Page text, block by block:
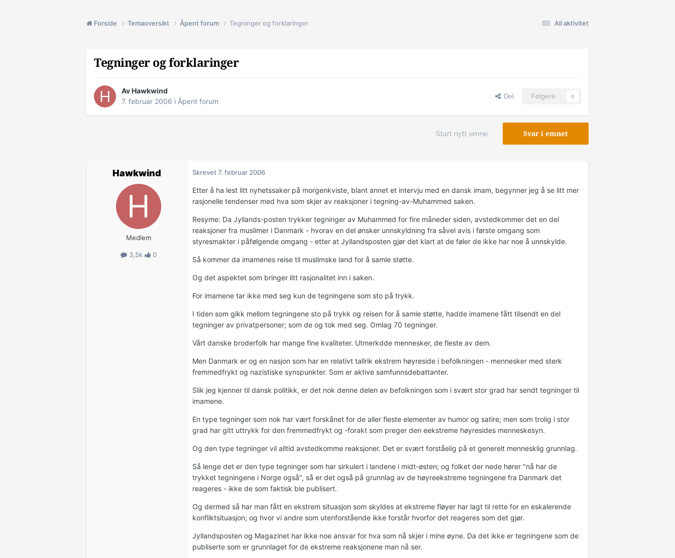
All aktivitet
Forside Temaoversikt Åpent forum Tegninger og forklaringer
Tegninger og forklaringer
Av Hawkwind
7. februar 2006 i Åpent forum
Del Følgere 0
Svar i emnet
Start nytt emne
Hawkwind
Medlem
3,5k 0
Skrevet7. februar 2006
Etter å ha lest litt nyhetssaker på morgenkviste, blant annet et intervju med en dansk imam, begynner jeg å se litt mer
rasjonelle tendenser med hva som skjer av reaksjoner i tegning-av-Muhammed saken.
Resyme: Da Jyllands-posten trykker tegninger av Muhammed for fire måneder siden, avstedkommer det en del
reaksjoner fra muslimer i Danmark - hvorav en del ønsker unnskyldning fra såvel avis i første omgang som
styresmakter i påfølgende omgang - etter at Jyllandsposten gjør det klart at de føler de ikke har noe å unnskylde.
Så kommer da imamenes reise til muslimske land for å samle støtte.
Og det aspektet som bringer litt rasjonalitet inn i saken.
For imamene tar ikke med seg kun de tegningene som sto på trykk.
I tiden som gikk mellom tegningene sto på trykk og reisen for å samle støtte, hadde imamene fått tilsendt en del
tegninger av privatpersoner; som de og tok med seg. Omlag 70 tegninger.
Vårt danske broderfolk har mange fine kvaliteter. Utmerkdde mennesker, de fleste av dem.
Men Danmark er og en nasjon som har en relativt tallrik ekstrem høyreside i befolkningen - mennesker med sterk
fremmedfrykt og nazistiske synspunkter. Som er aktive samfunnsdebattanter.
Slik jeg kjenner til dansk politikk, er det nok denne delen av befolkningen som i svært stor grad har sendt tegninger til
imamene.
En type tegninger som nok har vært forskånet for de aller fleste elementer av humor og satire; men som trolig i stor
grad har gitt uttrykk for den fremmedfrykt og -forakt som preger den eekstreme høyresides menneskesyn.
Og den type tegninger vil alltid avstedkomme reaksjoner. Det er svært forståelig på et generelt mennesklig grunnlag.
Så lenge det er den type tegninger som har sirkulert i landene i midt-østen; og folket der nede hører "nå har de
trykket tegningene i Norge også", så er det også på grunnlag av de høyreekstreme tegningene fra Danmark det
reageres - ikke de som faktisk ble publisert.
Og dermed så har man fått en ekstrem situasjon som skyldes at ekstreme fløyer har lagt til rette for en eskalerende
konfliktsituasjon; og hvor vi andre som utenforstående ikke forstår hvorfor det reageres som det gjør.
Jyllandsposten og Magazinet har ikke noe ansvar for hva som nå skjer i mine øyne. Da det ikke er tegningene som de
publiserte som er grunnlaget for de ekstreme reaksjonene man nå ser.